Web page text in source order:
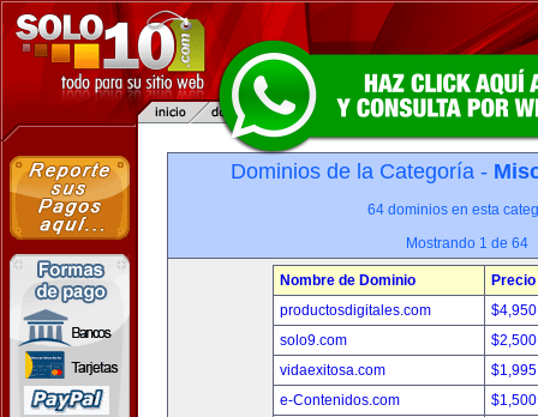
Dominios de la Categoría -
64 dominios en esta
Mostrando 1 de 64
Nombre de Dominio
Precio
productosdigitales.com
solo9.com
vidaexitosa.com
e-Contenidos.com